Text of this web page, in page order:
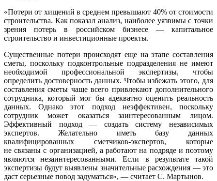
«Потери от хищений в среднем превышают 40% от стоимости
строительства. Как показал анализ, наиболее уязвимы с точки
зрения потерь в российском бизнесе — капитальное
строительство и инвестиционные проекты.
Существенные потери происходят еще на этапе составления
сметы, поскольку подконтрольные подразделения не имеют
необходимой профессиональной экспертизы, чтобы
определить достоверность данных. Чтобы избежать этого, для
составления сметы чаще всего привлекают дополнительного
сотрудника, который мог бы адекватно оценить реальность
данных. Однако этот подход неэффективен, поскольку
сотрудник может оказаться заинтересованным лицом.
Эффективный подход — создать систему независимых
экспертов. Желательно иметь базу данных
квалифицированных сметчиков-экспертов, которые
не связаны с организацией, а работают на подряде и поэтому
являются незаинтересованными. Если в результате такой
экспертизы будут выявлены значительные расхождения — это
даст серьезные повод задуматься», — считает С. Мартынов.